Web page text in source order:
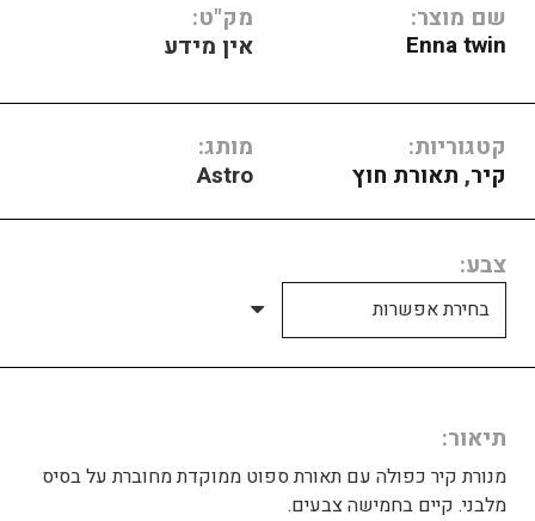
שם מוצר:
Enna twin
מק"ט:
אין מידע
קטגוריות:
קיר, תאורת חוץ
מותג:
Astro
צבע
תיאור
מנורת קיר כפולה עם תאורת ספוט ממוקדת מחוברת על בסיס
מלבני. קיים בחמישה צבעים.